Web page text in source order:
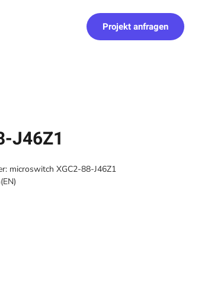
Projekt anfragen
J46Z1
microswitch XGC2-88-J46Z1